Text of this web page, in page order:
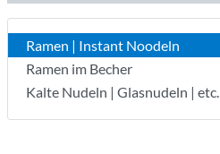
Ramen | Instant Noodeln
Ramen im Becher
Kalte Nudeln | Glasnudeln | etc.